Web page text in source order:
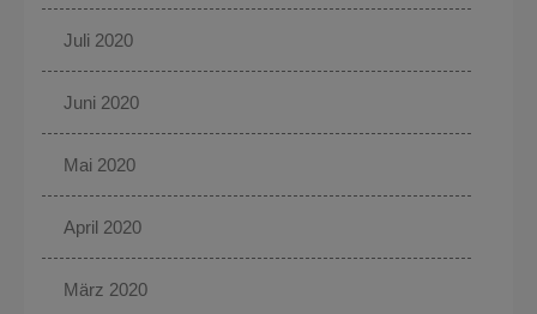
Juli 2020
Juni 2020
Mai 2020
April 2020
März 2020